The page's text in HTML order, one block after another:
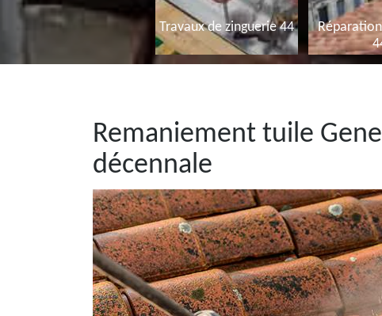
Travaux de zinguerie 44
Remaniement tuile
décennale